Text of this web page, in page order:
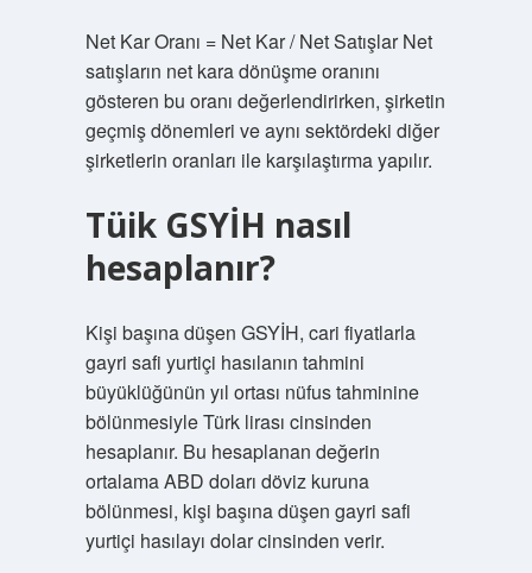
Net Kar Oranı = Net Kar / Net Satışlar Net
satışların net kara dönüşme oranını
gösteren bu oranı değerlendirirken, şirketin
geçmiş dönemleri ve aynı sektördeki diğer
şirketlerin oranları ile karşılaştırma yapılır.
Tüik GSYİH nasıl
hesaplanır?
Kişi başına düşen GSYİH, cari fiyatlarla
gayri safi yurtiçi hasılanın tahmini
büyüklüğünün yıl ortası nüfus tahminine
bölünmesiyle Türk lirası cinsinden
hesaplanır. Bu hesaplanan değerin
ortalama ABD doları döviz kuruna
bölünmesi, kişi başına düşen gayri safi
yurtiçi hasılayı dolar cinsinden verir.